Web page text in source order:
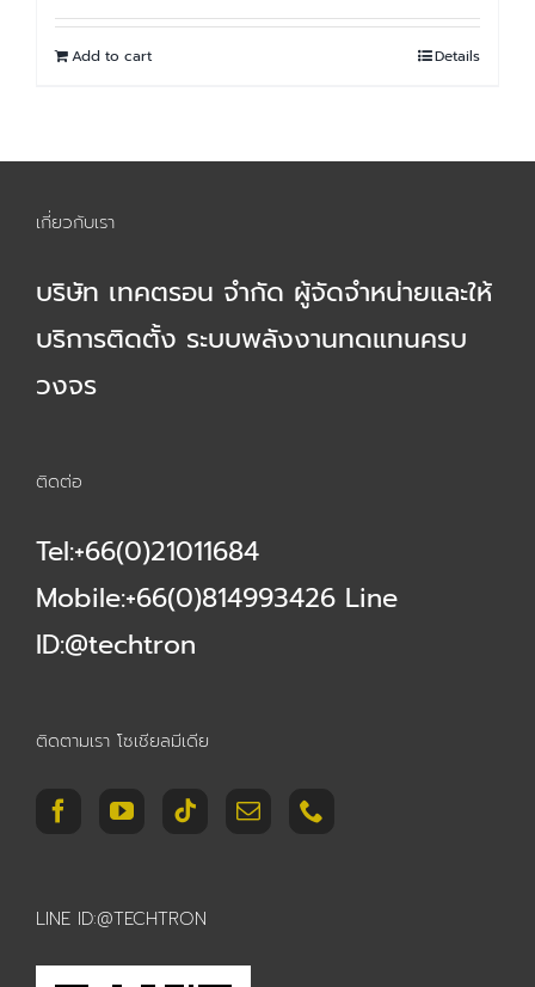
Add to cart Details
เกี่ยวกับเรา
บริษัท เทคตรอน จำกัด ผู้จัดจำหน่ายและให้
บริการติดตั้ง ระบบพลังงานทดแทนครบ
วงจร
ติดต่อ
Tel:+66(0)21011684
Mobile:+66(0)814993426 Line
ID:@techtron
ติดตามเรา โซเชียลมีเดีย
LINE ID:@TECHTRON